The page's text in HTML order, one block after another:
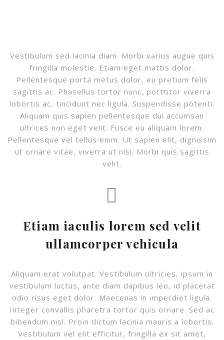
Vestibulum sed lacinia diam. Morbi varius augue quis
fringilla molestie. Etiam eget mattis dolor.
Pellentesque porta metus dolor, eu pretium felis
sagittis ac. Phasellus tortor nunc, porttitor viverra
lobortis ac, tincidunt nec ligula. Suspendisse potenti.
Aliquam quis sapien pellentesque dui accumsan
ultrices non eget velit. Fusce eu aliquam lorem.
Pellentesque vel tellus enim. Ut sapien elit, dignissim
ut ornare vitae, viverra ut nisi. Morbi quis sagittis
velit.
Etiam iaculis lorem sed velit
ullamcorper vehicula
Aliquam erat volutpat. Vestibulum ultricies, ipsum in
vestibulum luctus, ante diam dapibus leo, id placerat
odio risus eget dolor. Maecenas in imperdiet ligula.
Integer convallis pharetra tortor quis ornare. Sed ac
bibendum nisl. Proin dictum lacinia mauris a lobortis.
Vestibulum vel elit efficitur, fringilla ex sit amet,